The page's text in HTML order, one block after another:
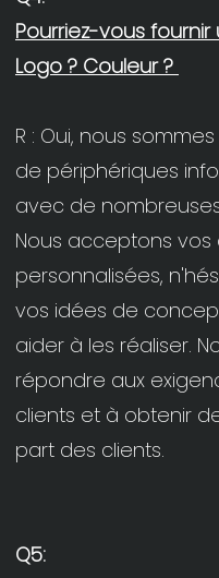
Pourriez-vous
R : Oui, nous
de périphériques
avec de
Nous acceptons
personnalisées,
vos idées de
aider à les réaliser.
répondre aux
clients et à obtenir